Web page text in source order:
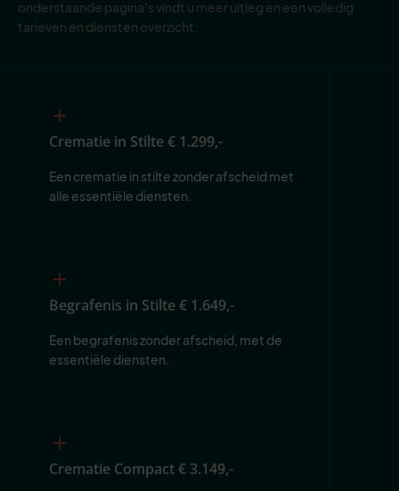
onderstaande pagina's vindt u meer uitleg en een volledig
tarieven en diensten overzicht.
Crematie in Stilte€ 1.299,-
Een crematie in stilte zonder afscheid met
alle essentiële diensten.
Begrafenis in Stilte€ 1.649,-
Een begrafenis zonder afscheid, met de
essentiële diensten.
Crematie Compact€ 3.149,-